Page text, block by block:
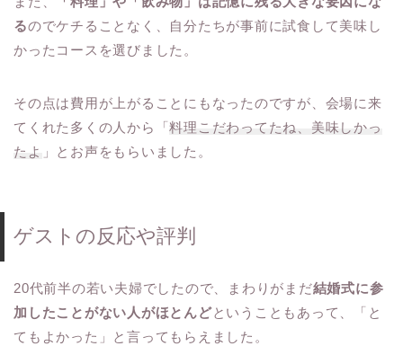
るのでケチることなく、自分たちが事前に試食して美味し
かったコースを選びました。
その点は費用が上がることにもなったのですが、会場に来
てくれた多くの人から「料理こだわってたね、美味しかっ
たよ 」とお声をもらいました。
ゲストの反応や評判
20代前半の若い夫婦でしたので、まわりがまだ結婚式に参
加したことがない人がほとんどということもあって、「と
てもよかった」と言ってもらえました。